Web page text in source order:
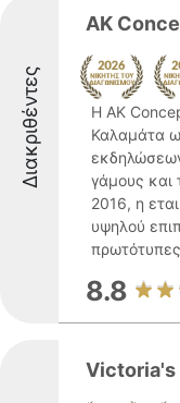
Διακριθέντες
AK
Η AK
Καλαμάτα
γάμους και
2016, η
υψηλού
8.8
Victoria's